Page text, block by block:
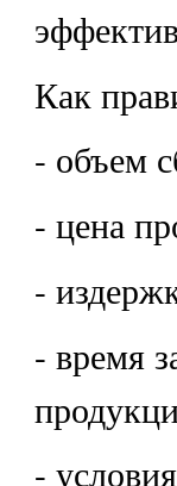
Как
- объем
- цена
-
- время
-